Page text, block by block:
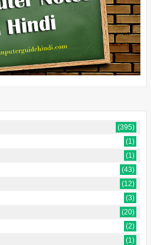
(395)
(1)
(1)
(43)
(12)
(3)
(20)
(2)
(1)